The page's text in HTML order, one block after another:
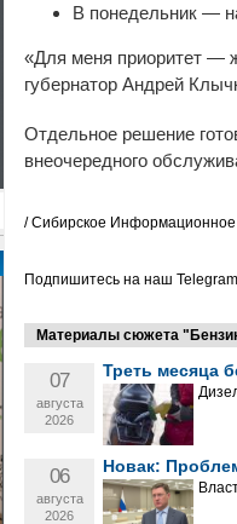
В понедельник —
«Для меня приоритет —
губернатор Андрей
Отдельное решение
внеочередного
/ Сибирское Информационное
Подпишитесь на наш
Материалы сюжета
07
августа
2026
Треть месяца
06
августа
2026
Новак: